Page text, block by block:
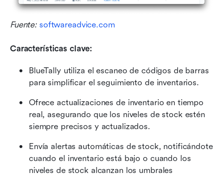
Fuente: softwareadvice.com
Características clave:
BlueTally utiliza el escaneo de códigos de barras
para simplificar el seguimiento de inventarios.
Ofrece actualizaciones de inventario en tiempo
real, asegurando que los niveles de stock estén
siempre precisos y actualizados.
Envía alertas automáticas de stock, notificándote
cuando el inventario está bajo o cuando los
niveles de stock alcanzan los umbrales